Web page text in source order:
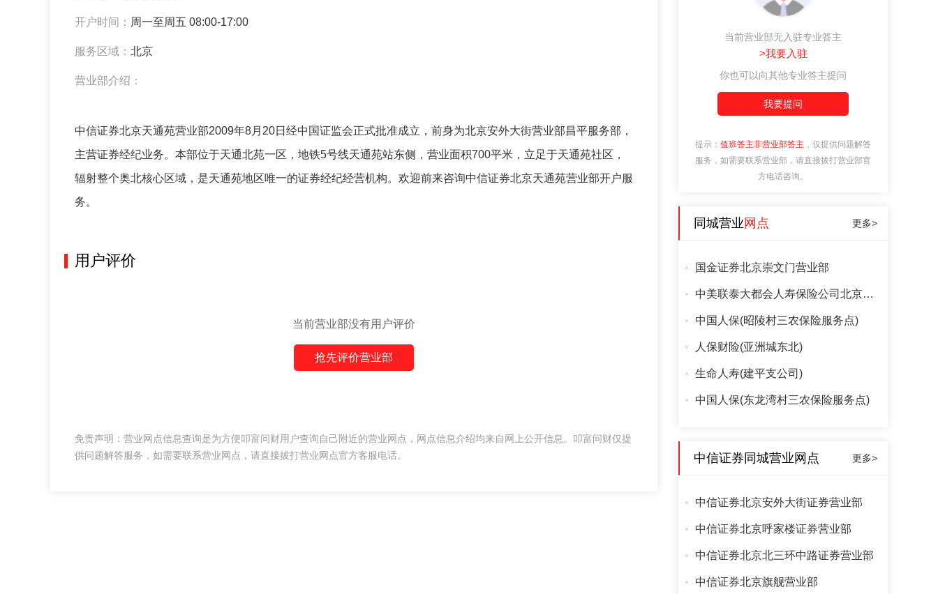
开户时间： 周一至周五 08:00-17:00
服务区域： 北京
营业部介绍：
中信证券北京天通苑营业部2009年8月20日经中国证监会正式批准成立，前身为北京安外大街营业部昌平服务部，
主营证券经纪业务。本部位于天通北苑一区，地铁5号线天通苑站东侧，营业面积700平米，立足于天通苑社区，
辐射整个奥北核心区域，是天通苑地区唯一的证券经纪经营机构。欢迎前来咨询中信证券北京天通苑营业部开户服
务。
用户评价
当前营业部没有用户评价
抢先评价营业部
免责声明：营业网点信息查询是为方便叩富问财用户查询自己附近的营业网点，网点信息介绍均来自网上公开信息。叩富问财仅提
供问题解答服务，如需要联系营业网点，请直接拔打营业网点官方客服电话。
当前营业部无入驻专业答主
>我要入驻
你也可以向其他专业答主提问
我要提问
提示： 值班答主非营业部答主 ，仅提供问题解答
服务，如需要联系营业部，请直接拔打营业部官
方电话咨询。
同城营业 网点 更多>
国金证券北京崇文门营业部
中美联泰大都会人寿保险公司北京分公司
中国人保(昭陵村三农保险服务点)
人保财险(亚洲城东北)
生命人寿(建平支公司)
中国人保(东龙湾村三农保险服务点)
中信证券同城营业网点 更多>
中信证券北京安外大街证券营业部
中信证券北京呼家楼证券营业部
中信证券北京北三环中路证券营业部
中信证券北京旗舰营业部